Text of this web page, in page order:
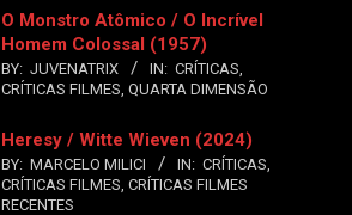
O Monstro Atômico / O Incrível
Homem Colossal (1957)
BY: JUVENATRIX IN: CRÍTICAS
CRÍTICAS FILMES QUARTA DIMENSÃO
Heresy / Witte Wieven (2024)
BY: MARCELO MILICI IN: CRÍTICAS
CRÍTICAS FILMES CRÍTICAS FILMES
RECENTES